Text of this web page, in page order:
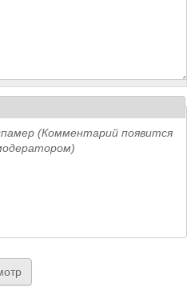
(Комментарий появится